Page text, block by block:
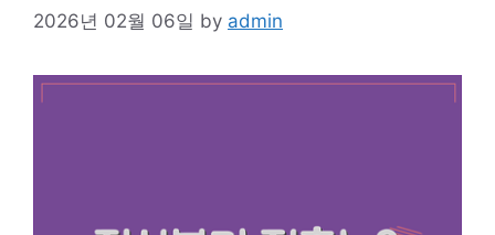
2026년 02월 06일 by admin